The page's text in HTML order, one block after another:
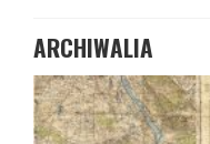
ARCHIWALIA